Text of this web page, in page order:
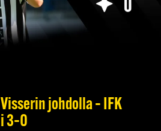
johdolla – IFK
3–0